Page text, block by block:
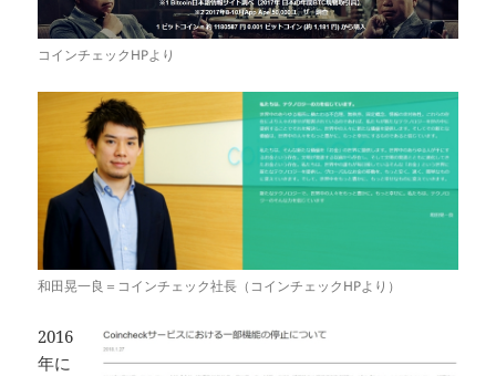
コインチェックHPより
和田晃一良＝コインチェック社長（コインチェックHPより）
2016
年に